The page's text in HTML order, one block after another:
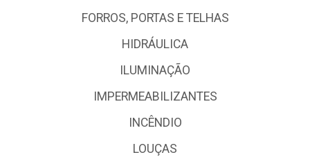
FORROS, PORTAS E TELHAS
HIDRÁULICA
ILUMINAÇÃO
IMPERMEABILIZANTES
INCÊNDIO
LOUÇAS